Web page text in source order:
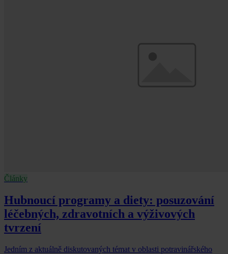
Články
Hubnoucí programy a diety: posuzování
léčebných, zdravotních a výživových
tvrzení
Jedním z aktuálně diskutovaných témat v oblasti potravinářského